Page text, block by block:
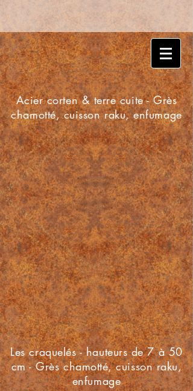
Acier corten & terre cuite - Grès
chamotté, cuisson raku, enfumage
Les craquelés - hauteurs de 7 à 50
cm - Grès chamotté, cuisson raku,
enfumage